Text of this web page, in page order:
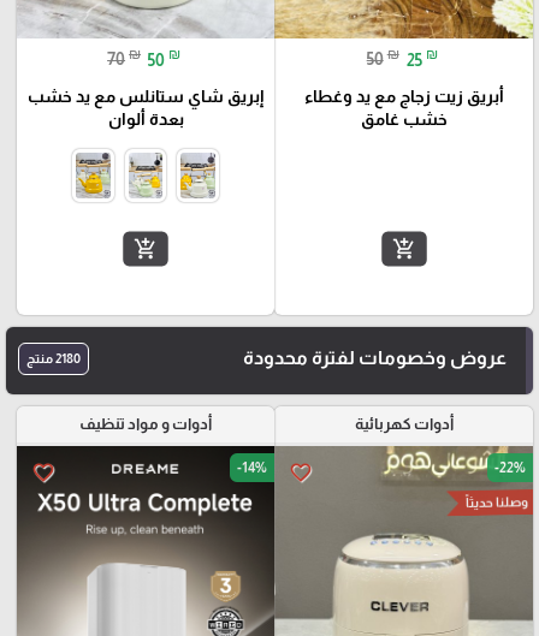
50 ₪ 25 ₪
أبريق زيت زجاج مع يد وغطاء
خشب غامق
add_shopping_cart
70 ₪ 50 ₪
إبريق شاي ستانلس مع يد خشب
بعدة ألوان
add_shopping_cart
عروض وخصومات لفترة محدودة 2180 منتج
أدوات كهربائية
favorite_border -22%
وصلنا حديثاً
أدوات و مواد تنظيف
favorite_border -14%